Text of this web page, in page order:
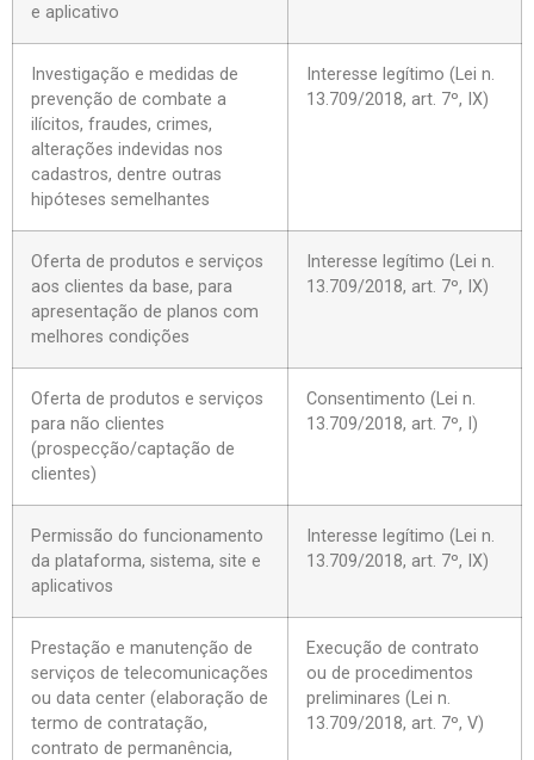
e aplicativo
Investigação e medidas de
prevenção de combate a
ilícitos, fraudes, crimes,
alterações indevidas nos
cadastros, dentre outras
hipóteses semelhantes
Interesse legítimo (Lei n.
13.709/2018, art. 7º, IX)
Oferta de produtos e serviços
aos clientes da base, para
apresentação de planos com
melhores condições
Interesse legítimo (Lei n.
13.709/2018, art. 7º, IX)
Oferta de produtos e serviços
para não clientes
(prospecção/captação de
clientes)
Consentimento (Lei n.
13.709/2018, art. 7º, I)
Permissão do funcionamento
da plataforma, sistema, site e
aplicativos
Interesse legítimo (Lei n.
13.709/2018, art. 7º, IX)
Prestação e manutenção de
serviços de telecomunicações
ou data center (elaboração de
termo de contratação,
contrato de permanência,
Execução de contrato
ou de procedimentos
preliminares (Lei n.
13.709/2018, art. 7º, V)